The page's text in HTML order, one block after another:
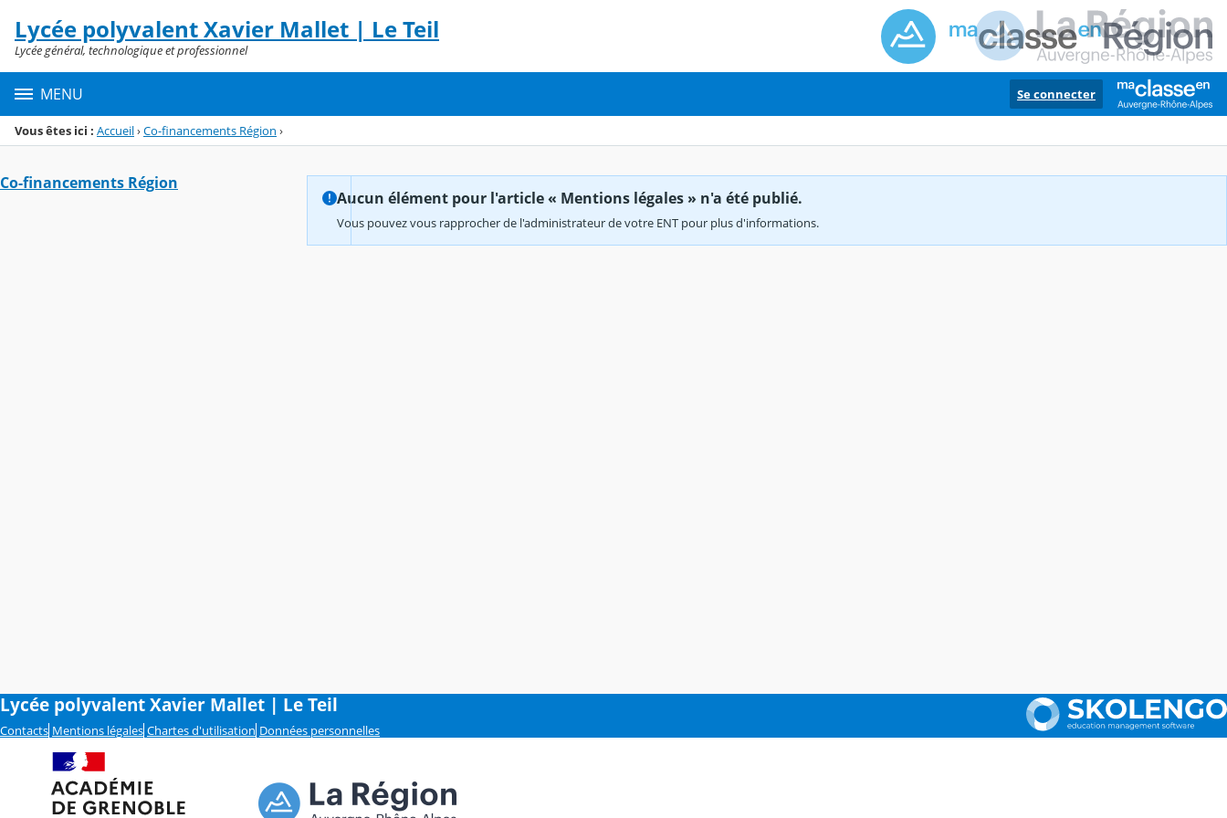
Menu de la rubrique
Contenu
Lycée polyvalent Xavier Mallet | Le Teil
Lycée général, technologique et professionnel
MENU Se connecter
Vous êtes ici : Accueil›Co-financements Région ›
Co-financements Région
Aucun élément pour l'article « Mentions légales » n'a été publié.
Vous pouvez vous rapprocher de l'administrateur de votre ENT pour plus d'informations.
Lycée polyvalent Xavier Mallet | Le Teil
Contacts Mentions légales Chartes d'utilisation Données personnelles